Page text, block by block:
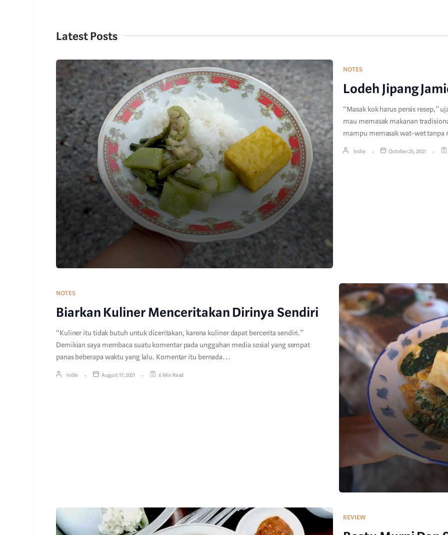
Latest Posts
NOTES
Lodeh Jipang
“Masak kok harus persis resep,”
mau memasak makanan
mampu memasak wat-wet
Indie October 25, 2021
NOTES
Biarkan Kuliner Menceritakan Dirinya Sendiri
“Kuliner itu tidak butuh untuk diceritakan, karena kuliner dapat bercerita sendiri.”
Demikian saya membaca suatu komentar pada unggahan media sosial yang sempat
panas beberapa waktu yang lalu. Komentar itu bernada…
Indie August 17, 2021 6 Min Read
REVIEW